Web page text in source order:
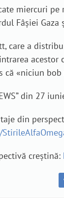
miercuri
Fâșiei
care a
acestor
«niciun
din 27
din
creștină: